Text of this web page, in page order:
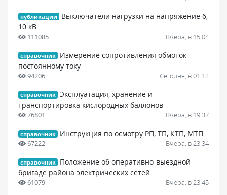
публикации
Выключатели нагрузки на напряжение 6,
10 кВ
111085 Вчера, в 15:04
справочник
Измерение сопротивления обмоток
постоянному току
94206 Сегодня, в 01:12
справочник Эксплуатация, хранение и
транспортировка кислородных баллонов
76801 Вчера, в 19:37
справочник Инструкция по осмотру РП, ТП, КТП, МТП
67222 Вчера, в 23:34
справочник
Положение об оперативно-выездной
бригаде района электрических сетей
61079 Вчера, в 23:45